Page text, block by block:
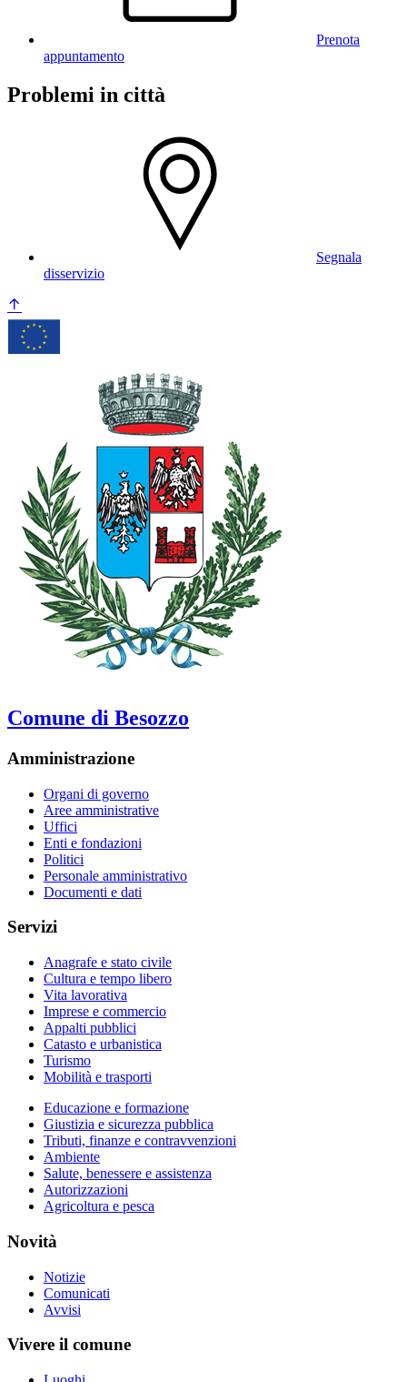
Prenota
appuntamento
Problemi in città
Segnala
disservizio
Comune di Besozzo
Amministrazione
Organi di governo
Aree amministrative
Uffici
Enti e fondazioni
Politici
Personale amministrativo
Documenti e dati
Servizi
Anagrafe e stato civile
Cultura e tempo libero
Vita lavorativa
Imprese e commercio
Appalti pubblici
Catasto e urbanistica
Turismo
Mobilità e trasporti
Educazione e formazione
Giustizia e sicurezza pubblica
Tributi, finanze e contravvenzioni
Ambiente
Salute, benessere e assistenza
Autorizzazioni
Agricoltura e pesca
Novità
Notizie
Comunicati
Avvisi
Vivere il comune